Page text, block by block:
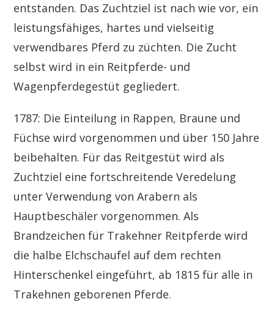
entstanden. Das Zuchtziel ist nach wie vor, ein
leistungsfähiges, hartes und vielseitig
verwendbares Pferd zu züchten. Die Zucht
selbst wird in ein Reitpferde- und
Wagenpferdegestüt gegliedert.
1787: Die Einteilung in Rappen, Braune und
Füchse wird vorgenommen und über 150 Jahre
beibehalten. Für das Reitgestüt wird als
Zuchtziel eine fortschreitende Veredelung
unter Verwendung von Arabern als
Hauptbeschäler vorgenommen. Als
Brandzeichen für Trakehner Reitpferde wird
die halbe Elchschaufel auf dem rechten
Hinterschenkel eingeführt, ab 1815 für alle in
Trakehnen geborenen Pferde.